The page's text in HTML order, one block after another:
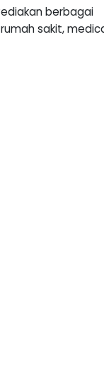
berbagai
sakit,